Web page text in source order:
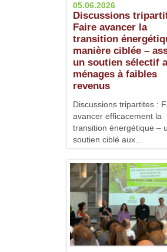
05.06.2026
Discussions
Faire avancer la
transition
manière ciblée –
un soutien sélectif
ménages à faibles
revenus
Discussions tripartites :
avancer efficacement la
transition énergétique –
soutien ciblé aux...